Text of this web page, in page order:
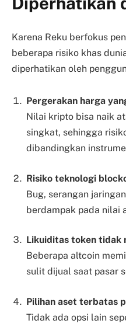
Karena Reku berfokus
beberapa risiko khas
diperhatikan oleh
Pergerakan harga
Nilai kripto bisa naik
singkat, sehingga
dibandingkan
Risiko teknologi
Bug, serangan
berdampak pada nilai
Likuiditas token tidak
Beberapa altcoin
sulit dijual saat pasar
Pilihan aset terbatas
Tidak ada opsi lain